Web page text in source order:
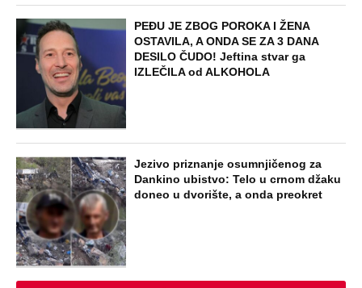
PEĐU JE ZBOG POROKA I ŽENA
OSTAVILA, A ONDA SE ZA 3 DANA
DESILO ČUDO! Jeftina stvar ga
IZLEČILA od ALKOHOLA
Jezivo priznanje osumnjičenog za
Dankino ubistvo: Telo u crnom džaku
doneo u dvorište, a onda preokret